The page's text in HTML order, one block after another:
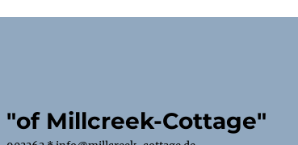
"of Millcreek-Cottage"